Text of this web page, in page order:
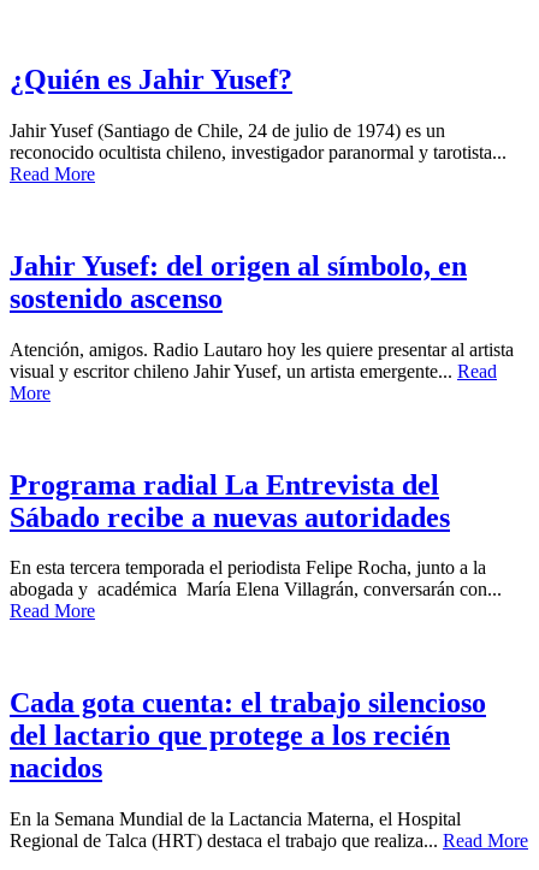
¿Quién es Jahir Yusef?
Jahir Yusef (Santiago de Chile, 24 de julio de 1974) es un
reconocido ocultista chileno, investigador paranormal y tarotista...
Read More
Jahir Yusef: del origen al símbolo, en
sostenido ascenso
Atención, amigos. Radio Lautaro hoy les quiere presentar al artista
visual y escritor chileno Jahir Yusef, un artista emergente... Read
More
Programa radial La Entrevista del
Sábado recibe a nuevas autoridades
En esta tercera temporada el periodista Felipe Rocha, junto a la
abogada y académica María Elena Villagrán, conversarán con...
Read More
Cada gota cuenta: el trabajo silencioso
del lactario que protege a los recién
nacidos
En la Semana Mundial de la Lactancia Materna, el Hospital
Regional de Talca (HRT) destaca el trabajo que realiza... Read More